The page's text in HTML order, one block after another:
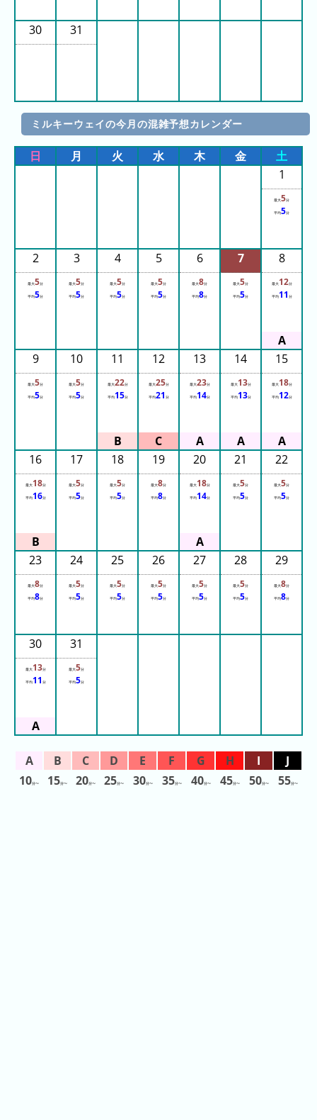
京
ド
シ
テ
ィ
ナ
パ
ラ
ン
島
シ
ダ
イ
ス
須
ハ
イ
ラ
パ
ー
ク
う
り
ラ
30 31
ミルキーウェイの今月の混雑予想カレンダー
日 月 火 水 木 金
土
1
最大5分
平均5分
2
最大5分
平均5分
3
最大5分
平均5分
4
最大5分
平均5分
5
最大5分
平均5分
6
最大8分
平均8分
7
最大5分
平均5分
8
最大12分
平均11 分
9
最大5分
平均5分
10
最大5分
平均5分
11
最大22分
平均15分
12
最大25分
平均21 分
13
最大23分
平均14分
14
最大13分
平均13分
15
最大18分
平均12分
16
最大18分
平均16分
17
最大5分
平均5分
18
最大5分
平均5分
19
最大8分
平均8分
20
最大18分
平均14分
21
最大5分
平均5分
22
最大5分
平均5分
23
最大8分
平均8分
24
最大5分
平均5分
25
最大5分
平均5分
26
最大5分
平均5分
27
最大5分
平均5分
28
最大5分
平均5分
29
最大8分
平均8分
30
最大13分
平均11 分
31
最大5分
平均5分
10分〜 15分〜 20分〜 25分〜 30分〜 35分〜 40分〜 45分〜 50分〜 55分〜